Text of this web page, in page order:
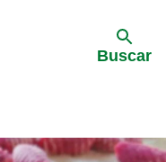
Buscar